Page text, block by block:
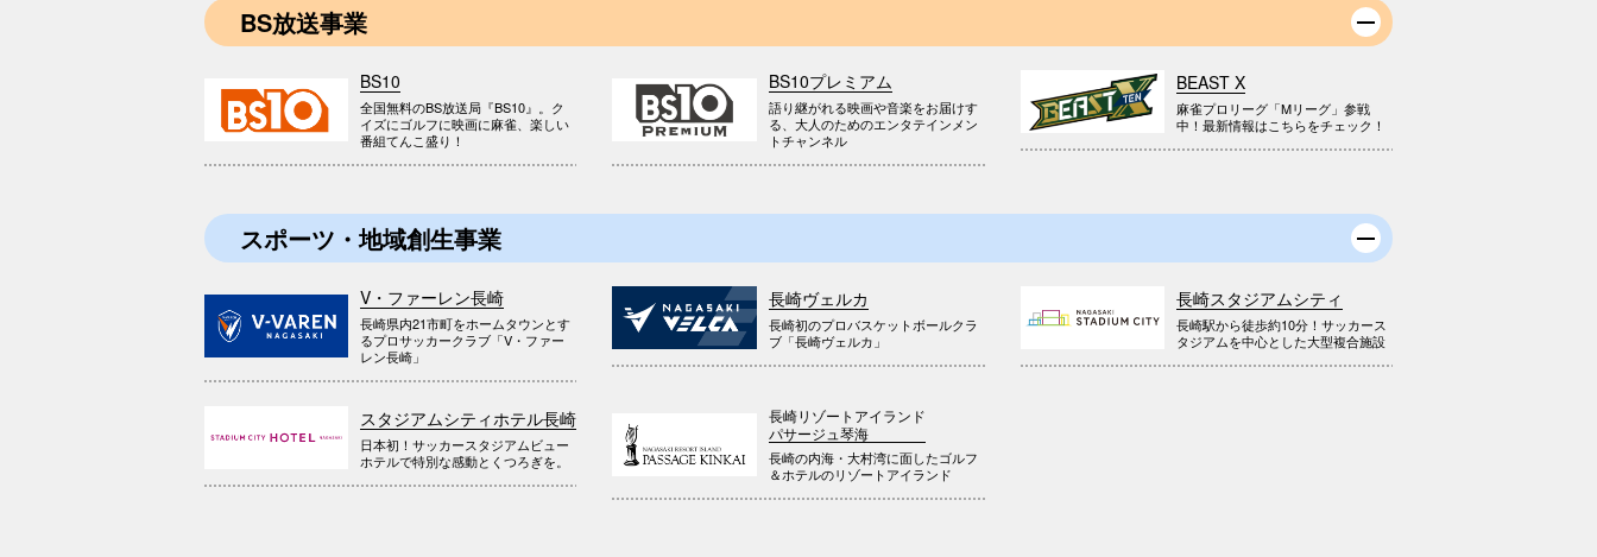
BS放送事業
BS10
全国無料のBS放送局『BS10』。ク
イズにゴルフに映画に麻雀、楽しい
番組てんこ盛り！
BS10プレミアム
語り継がれる映画や音楽をお届けす
る、大人のためのエンタテインメン
トチャンネル
BEAST X
麻雀プロリーグ「Mリーグ」参戦
中！最新情報はこちらをチェック！
スポーツ・地域創生事業
V・ファーレン長崎
長崎県内21市町をホームタウンとす
るプロサッカークラブ「V・ファー
レン長崎」
長崎ヴェルカ
長崎初のプロバスケットボールクラ
ブ「長崎ヴェルカ」
長崎スタジアムシティ
長崎駅から徒歩約10分！サッカース
タジアムを中心とした大型複合施設
スタジアムシティホテル長崎
日本初！サッカースタジアムビュー
ホテルで特別な感動とくつろぎを。
長崎リゾートアイランド
パサージュ琴海
長崎の内海・大村湾に面したゴルフ
＆ホテルのリゾートアイランド